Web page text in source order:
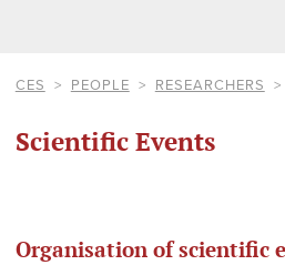
CES PEOPLE RESEARCHERS
Scientific Events
Organisation of scientific